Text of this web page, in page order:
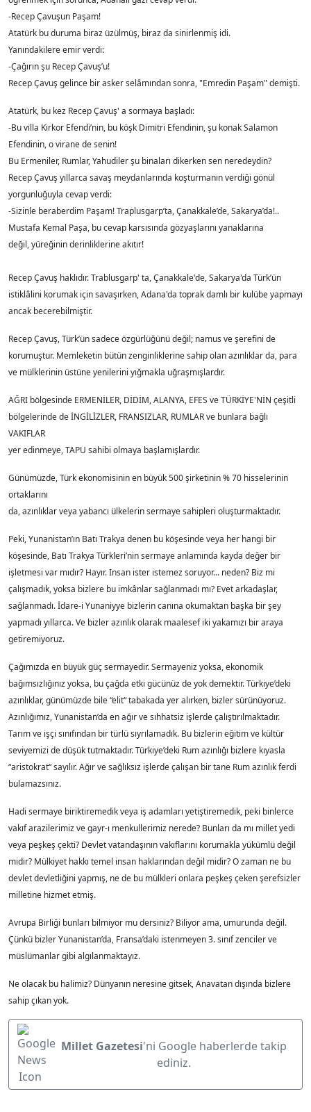
-Recep Çavuşun Paşam!
Atatürk bu duruma biraz üzülmüş, biraz da sinirlenmiş idi.
Yanındakilere emir verdi:
-Çağırın şu Recep Çavuş’u!
Recep Çavuş gelince bir asker selâmından sonra, "Emredin Paşam" demişti.
Atatürk, bu kez Recep Çavuş' a sormaya başladı:
-Bu villa Kirkor Efendi’nin, bu köşk Dimitri Efendinin, şu konak Salamon
Efendinin, o virane de senin!
Bu Ermeniler, Rumlar, Yahudiler şu binaları dikerken sen neredeydin?
Recep Çavuş yıllarca savaş meydanlarında koşturmanın verdiği gönül
yorgunluğuyla cevap verdi:
-Sizinle beraberdim Paşam! Traplusgarp’ta, Çanakkale’de, Sakarya’da!..
Mustafa Kemal Paşa, bu cevap karsısında gözyaşlarını yanaklarına
değil, yüreğinin derinliklerine akıtır!
Recep Çavuş haklıdır. Trablusgarp' ta, Çanakkale'de, Sakarya'da Türk’ün
istiklâlini korumak için savaşırken, Adana'da toprak damlı bir kulübe yapmayı
ancak becerebilmiştir.
Recep Çavuş, Türk’ün sadece özgürlüğünü değil; namus ve şerefini de
korumuştur. Memleketin bütün zenginliklerine sahip olan azınlıklar da, para
ve mülklerinin üstüne yenilerini yığmakla uğraşmışlardır.
AĞRI bölgesinde ERMENİLER, DİDİM, ALANYA, EFES ve TÜRKİYE'NİN çeşitli
bölgelerinde de İNGİLİZLER, FRANSIZLAR, RUMLAR ve bunlara bağlı
VAKIFLAR
yer edinmeye, TAPU sahibi olmaya başlamışlardır.
Günümüzde, Türk ekonomisinin en büyük 500 şirketinin % 70 hisselerinin
ortaklarını
da, azınlıklar veya yabancı ülkelerin sermaye sahipleri oluşturmaktadır.
Peki, Yunanistan’ın Batı Trakya denen bu köşesinde veya her hangi bir
köşesinde, Batı Trakya Türkleri’nin sermaye anlamında kayda değer bir
işletmesi var mıdır? Hayır. Insan ister istemez soruyor... neden? Biz mi
çalışmadık, yoksa bizlere bu imkânlar sağlanmadı mı? Evet arkadaşlar,
sağlanmadı. İdare-i Yunaniyye bizlerin canına okumaktan başka bir şey
yapmadı yıllarca. Ve bizler azınlık olarak maalesef iki yakamızı bir araya
getiremiyoruz.
Çağımızda en büyük güç sermayedir. Sermayeniz yoksa, ekonomik
bağımsızlığınız yoksa, bu çağda etki gücünüz de yok demektir. Türkiye’deki
azınlıklar, günümüzde bile “elit“ tabakada yer alırken, bizler sürünüyoruz.
Azınlığımız, Yunanistan’da en ağır ve sıhhatsiz işlerde çalıştırılmaktadır.
Tarım ve işçi sınıfından bir türlü sıyrılamadık. Bu bizlerin eğitim ve kültür
seviyemizi de düşük tutmaktadır. Türkiye’deki Rum azınlığı bizlere kıyasla
“aristokrat“ sayılır. Ağır ve sağlıksız işlerde çalışan bir tane Rum azınlık ferdi
bulamazsınız.
Hadi sermaye biriktiremedik veya iş adamları yetiştiremedik, peki binlerce
vakıf arazilerimiz ve gayr-ı menkullerimiz nerede? Bunları da mı millet yedi
veya peşkeş çekti? Devlet vatandaşının vakıflarını korumakla yükümlü değil
midir? Mülkiyet hakkı temel insan haklarından değil midir? O zaman ne bu
devlet devletliğini yapmış, ne de bu mülkleri onlara peşkeş çeken şerefsizler
milletine hizmet etmiş.
Avrupa Birliği bunları bilmiyor mu dersiniz? Biliyor ama, umurunda değil.
Çünkü bizler Yunanistan’da, Fransa’daki istenmeyen 3. sınıf zenciler ve
müslümanlar gibi algılanmaktayız.
Ne olacak bu halimiz? Dünyanın neresine gitsek, Anavatan dışında bizlere
sahip çıkan yok.
Millet Gazetesi'ni Google haberlerde takip
ediniz.